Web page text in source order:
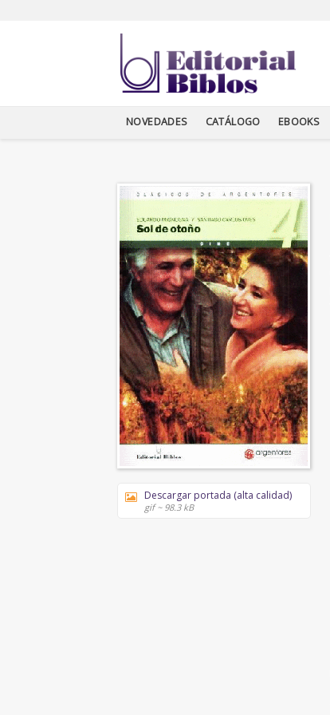
NOVEDADES CATÁLOGO EBOOKS
Descargar portada (alta calidad)
gif ~ 98.3 kB